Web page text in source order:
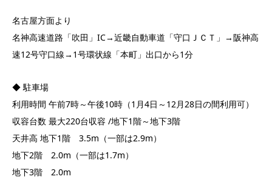
名古屋方面より
名神高速道路「吹田」IC→近畿自動車道「守口ＪＣＴ」→阪神高
速12号守口線→1号環状線「本町」出口から1分
◆ 駐車場
利用時間 午前7時～午後10時（1月4日～12月28日の間利用可）
収容台数 最大220台収容 /地下1階～地下3階
天井高 地下1階 3.5m（一部は2.9m）
地下2階 2.0m（一部は1.7m）
地下3階 2.0m